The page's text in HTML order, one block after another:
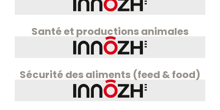
Santé et productions animales
Sécurité des aliments (feed & food)